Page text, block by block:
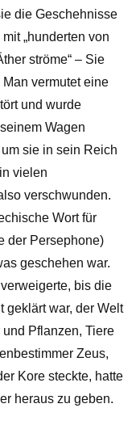
die Geschehnisse
„hunderten von
ströme“ – Sie
vermutet eine
und wurde
Wagen
sie in sein Reich
vielen
verschwunden.
Wort für
der Persephone)
geschehen war.
bis die
geklärt war, der Welt
Pflanzen, Tiere
Zeus,
Kore steckte, hatte
heraus zu geben.